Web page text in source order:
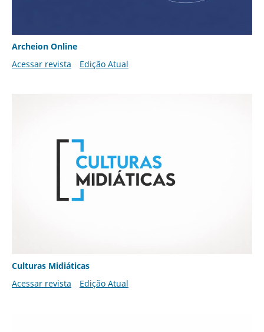
Archeion Online
Acessar revista
Edição Atual
Culturas Midiáticas
Acessar revista
Edição Atual